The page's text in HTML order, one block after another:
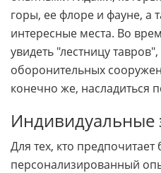
горы, ее флоре и фауне, а
интересные места. Во
увидеть "лестницу
оборонительных
конечно же, насладиться
Индивидуальные
Для тех, кто
персонализированный